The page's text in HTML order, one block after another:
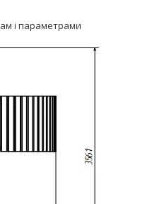
і параметрами